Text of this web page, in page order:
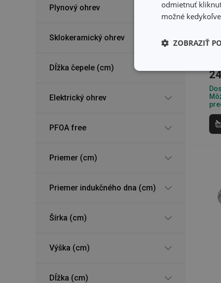
Plynový ohrev
Sklokeramický ohrev
Dĺžka čepele (cm)
Elektrický ohrev
PFOA free
Priemer (cm)
Priemer indukčného dna (cm)
Šírka (cm)
Výška (cm)
Dĺžka (cm)
odmietnuť
možné
ZOBRAZIŤ
Základné
cookies
Nevyhnutne
Webová lokalita sa
receive-cookie-
udid